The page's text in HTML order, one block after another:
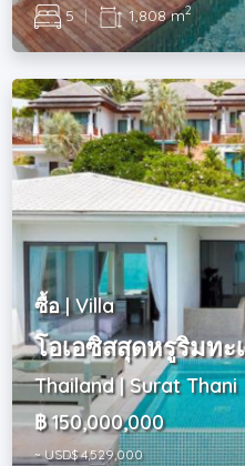
5 | 1,808 m2
ซื้อ | Villa
โอเอซิสสุดหรูริมท
Thailand | Surat Thani
฿ 150,000,000
~ USD$ 4,529,000